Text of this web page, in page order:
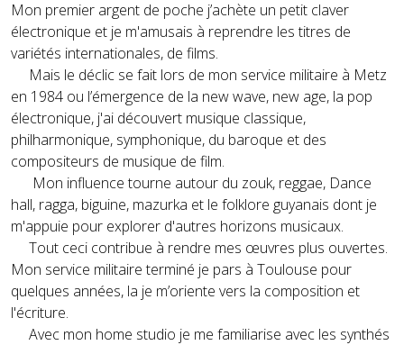
Mon premier argent de poche j’achète un petit claver
électronique et je m'amusais à reprendre les titres de
variétés internationales, de films.
Mais le déclic se fait lors de mon service militaire à Metz
en 1984 ou l’émergence de la new wave, new age, la pop
électronique, j'ai découvert musique classique,
philharmonique, symphonique, du baroque et des
compositeurs de musique de film.
Mon influence tourne autour du zouk, reggae, Dance
hall, ragga, biguine, mazurka et le folklore guyanais dont je
m'appuie pour explorer d'autres horizons musicaux.
Tout ceci contribue à rendre mes œuvres plus ouvertes.
Mon service militaire terminé je pars à Toulouse pour
quelques années, la je m’oriente vers la composition et
l'écriture.
Avec mon home studio je me familiarise avec les synthés